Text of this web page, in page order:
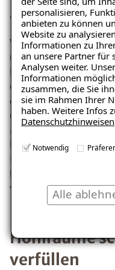
personalisieren,
anbieten zu können
Website zu
Informationen zu
an unsere Partner für
Analysen weiter.
Informationen
zusammen, die Sie
sie im Rahmen Ihrer
haben. Weitere Infos
Datenschutzhinweisen
Notwendig
Alle
außen
Wasser kommt in
und ist in der Luft
Dämmungen größere
entstehen, "regnen"
der Luft als
und versiegelnd
Mauerwerk nass
kaum zu vermeiden.
Innendämmsystem,
Raumklima erzielt
verhindert.
Hohlräume
verfüllen